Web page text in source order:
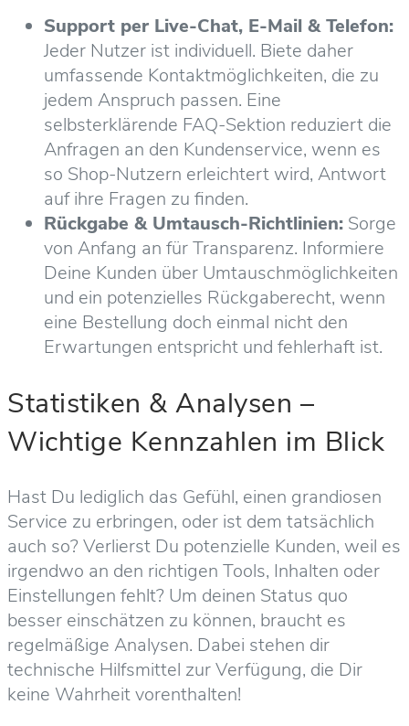
Support per Live-Chat, E-Mail & Telefon:
Jeder Nutzer ist individuell. Biete daher
umfassende Kontaktmöglichkeiten, die zu
jedem Anspruch passen. Eine
selbsterklärende FAQ-Sektion reduziert die
Anfragen an den Kundenservice, wenn es
so Shop-Nutzern erleichtert wird, Antwort
auf ihre Fragen zu finden.
Rückgabe & Umtausch-Richtlinien: Sorge
von Anfang an für Transparenz. Informiere
Deine Kunden über Umtauschmöglichkeiten
und ein potenzielles Rückgaberecht, wenn
eine Bestellung doch einmal nicht den
Erwartungen entspricht und fehlerhaft ist.
Statistiken & Analysen –
Wichtige Kennzahlen im Blick
Hast Du lediglich das Gefühl, einen grandiosen
Service zu erbringen, oder ist dem tatsächlich
auch so? Verlierst Du potenzielle Kunden, weil es
irgendwo an den richtigen Tools, Inhalten oder
Einstellungen fehlt? Um deinen Status quo
besser einschätzen zu können, braucht es
regelmäßige Analysen. Dabei stehen dir
technische Hilfsmittel zur Verfügung, die Dir
keine Wahrheit vorenthalten!